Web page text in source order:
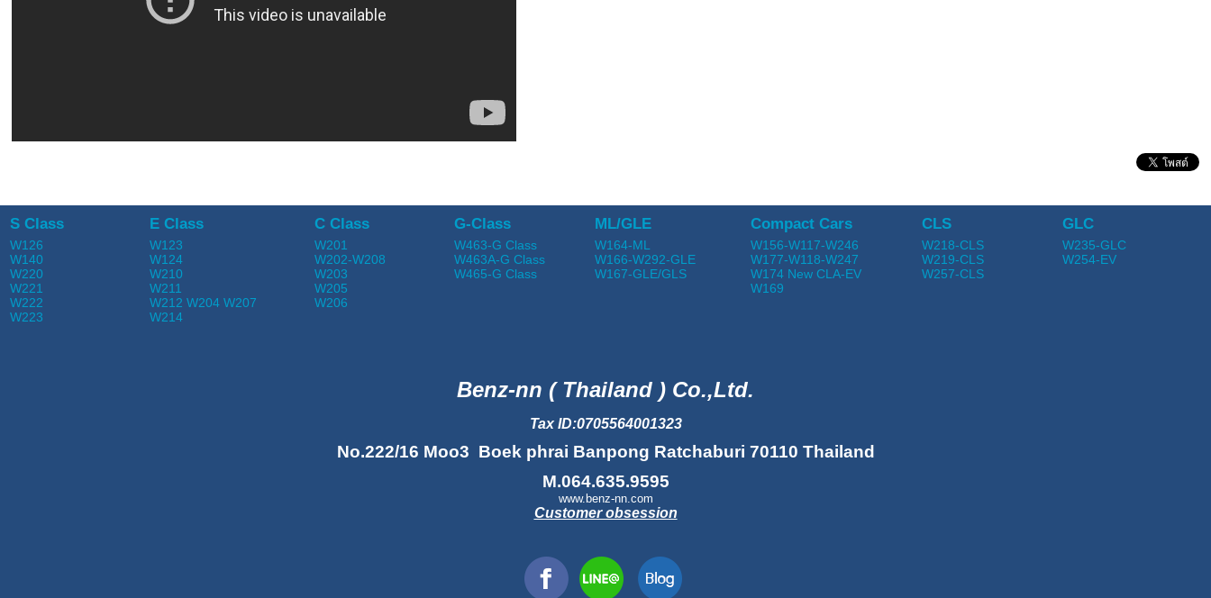
S Class
W126
W140
W220
W221
W222
W223
E Class
W123
W124
W210
W211
W212 W204 W207
W214
C Class
W201
W202-W208
W203
W205
W206
G-Class
W463-G Class
W463A-G Class
W465-G Class
ML/GLE
W164-ML
W166-W292-GLE
W167-GLE/GLS
Compact Cars
W156-W117-W246
W177-W118-W247
W174 New CLA-EV
W169
CLS
W218-CLS
W219-CLS
W257-CLS
GLC
W235-GLC
W254-EV
Benz-nn ( Thailand ) Co.,Ltd.
Tax ID:0705564001323
No.222/16 Moo3 Boek phrai Banpong Ratchaburi 70110 Thailand
M.064.635.9595
www.benz-nn.com
Customer obsession